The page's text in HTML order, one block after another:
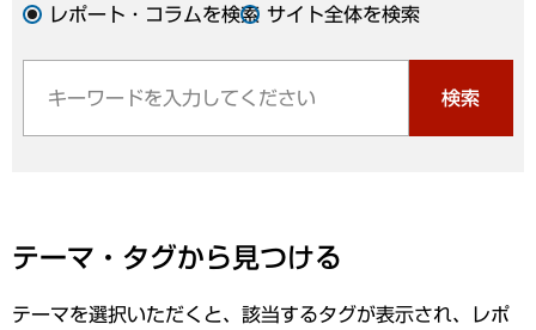
レポート・コラムを検索 サイト全体を検索
検索
テーマ・タグから見つける
テーマを選択いただくと、該当するタグが表示され、レポ